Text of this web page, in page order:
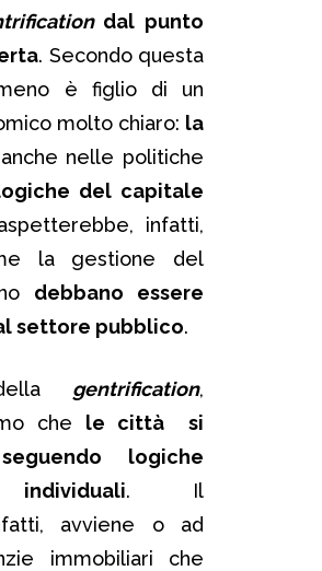
dal punto
. Secondo questa
è figlio di un
molto chiaro: la
nelle politiche
del capitale
infatti,
la gestione del
debbano essere
settore pubblico.
gentrification,
che le città si
logiche
. Il
avviene o ad
immobiliari che